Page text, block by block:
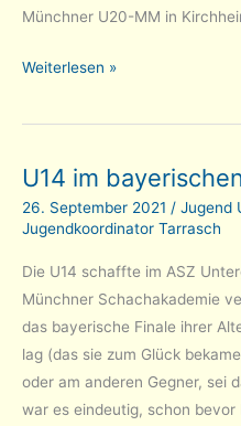
Münchner U20-MM in
Tarrasch
bayerischer
Meister
Weiterlesen »
U14 im
26. September 2021 / Jugend
Jugendkoordinator Tarrasch
Die U14 schaffte im ASZ
Münchner Schachakademie
das bayerische Finale ihrer
lag (das sie zum Glück
oder am anderen Gegner, sei
war es eindeutig, schon